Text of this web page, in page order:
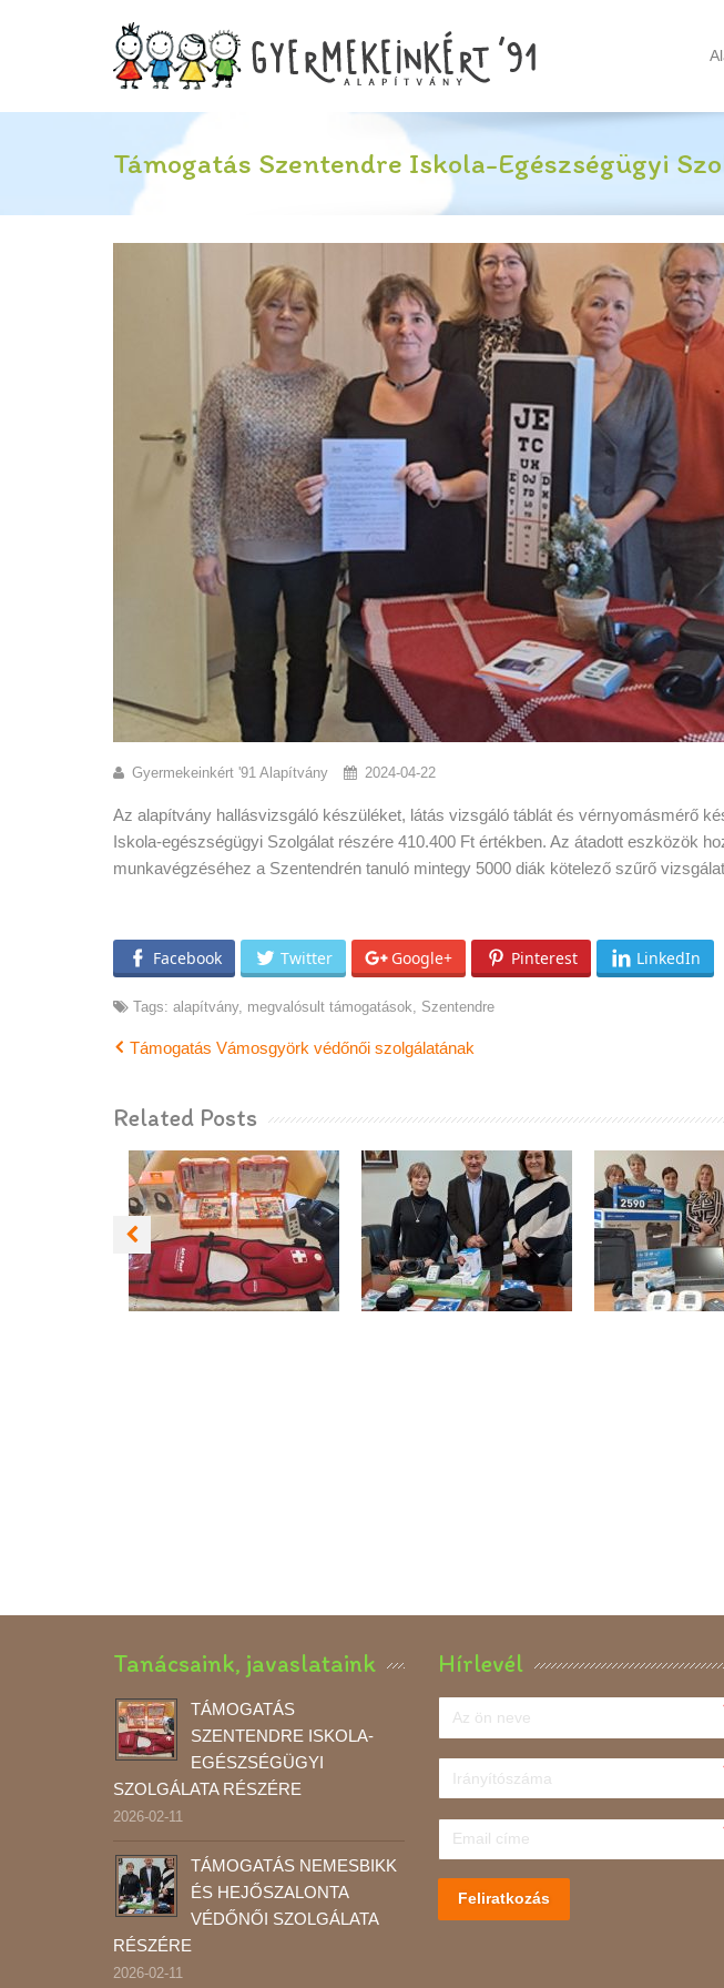
Támogatás Szentendre Iskola-Egészségügyi
Gyermekeinkért '91 Alapítvány 2024-04-22
Az alapítvány hallásvizsgáló készüléket, látás vizsgáló táblát és vérnyomásmérő
Iskola-egészségügyi Szolgálat részére 410.400 Ft értékben. Az átadott eszközök
munkavégzéséhez a Szentendrén tanuló mintegy 5000 diák kötelező szűrő
Facebook Twitter Google+ Pinterest LinkedIn
Tags: alapítvány, megvalósult támogatások Szentendre
Támogatás Vámosgyörk védőnői szolgálatának
Related Posts
TÁMOGATÁS
SZENTENDRE
ISKOLA-
EGÉSZSÉGÜGYI
SZOLGÁLATA
RÉSZÉRE
TÁMOGATÁS
NEMESBIKK ÉS
HEJŐSZALONTA
VÉDŐNŐI
SZOLGÁLATA
RÉSZÉRE
Tanácsaink, javaslataink
TÁMOGATÁS
SZENTENDRE ISKOLA-
EGÉSZSÉGÜGYI
SZOLGÁLATA RÉSZÉRE
2026-02-11
TÁMOGATÁS NEMESBIKK
ÉS HEJŐSZALONTA
VÉDŐNŐI SZOLGÁLATA
RÉSZÉRE
2026-02-11
Hírlevél
Feliratkozás